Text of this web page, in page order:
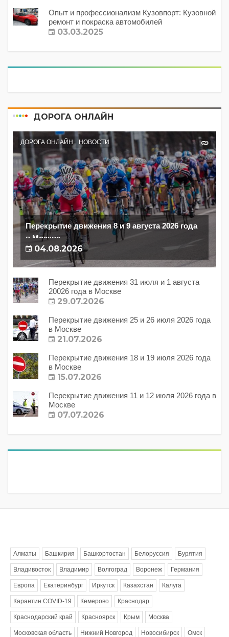
Опыт и профессионализм Кузовпорт: Кузовной
ремонт и покраска автомобилей
03.03.2025
ДОРОГА ОНЛАЙН
ДОРОГА ОНЛАЙН НОВОСТИ
Перекрытие движения 8 и 9 августа 2026 года
в Москве
04.08.2026
Перекрытие движения 31 июля и 1 августа
20026 года в Москве
29.07.2026
Перекрытие движения 25 и 26 июля 2026 года
в Москве
21.07.2026
Перекрытие движения 18 и 19 июля 2026 года
в Москве
15.07.2026
Перекрытие движения 11 и 12 июля 2026 года в
Москве
07.07.2026
Алматы Башкирия Башкортостан Белоруссия Бурятия
Владивосток Владимир Волгоград Воронеж Германия
Европа Екатеринбург Иркутск Казахстан Калуга
Карантин COVID-19 Кемерово Краснодар
Краснодарский край Красноярск Крым Москва
Московская область Нижний Новгород Новосибирск Омск